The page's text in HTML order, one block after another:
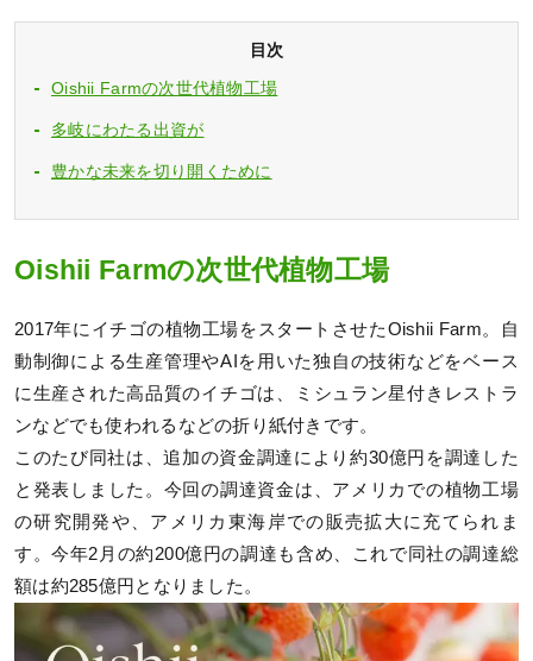
目次
Oishii Farmの次世代植物工場
多岐にわたる出資が
豊かな未来を切り開くために
Oishii Farmの次世代植物工場
2017年にイチゴの植物工場をスタートさせたOishii Farm。自
動制御による生産管理やAIを⽤いた独⾃の技術などをベース
に生産された高品質のイチゴは、ミシュラン星付きレストラ
ンなどでも使われるなどの折り紙付きです。
このたび同社は、追加の資金調達により約30億円を調達した
と発表しました。今回の調達資金は、アメリカでの植物工場
の研究開発や、アメリカ東海岸での販売拡大に充てられま
す。今年2月の約200億円の調達も含め、これで同社の調達総
額は約285億円となりました。